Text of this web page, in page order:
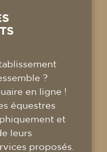
?
en ligne !
équestres
et
leurs
proposés.